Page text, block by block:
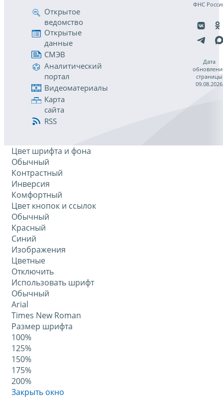
Открытое
ведомство
Открытые
данные
СМЭВ
Аналитический
портал
Видеоматериалы
Карта
сайта
RSS
ФНС
Дата
страницы
09.08.2026
Цвет шрифта и фона
Обычный
Контрастный
Инверсия
Комфортный
Цвет кнопок и ссылок
Обычный
Красный
Синий
Изображения
Цветные
Отключить
Использовать шрифт
Обычный
Arial
Times New Roman
Размер шрифта
100%
125%
150%
175%
200%
Закрыть окно